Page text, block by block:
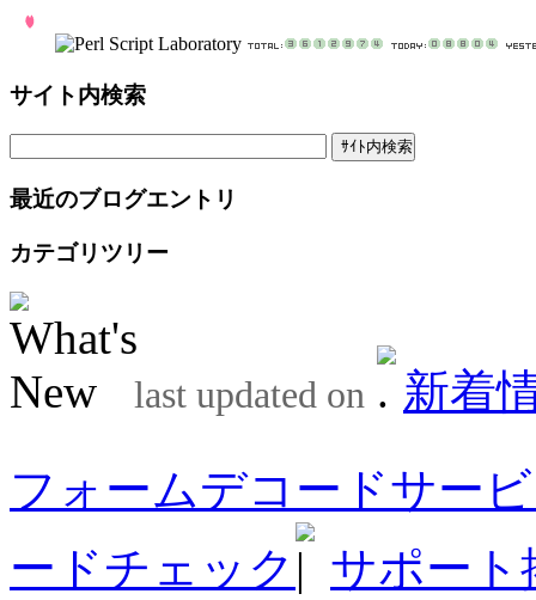
サイト内検索
最近のブログエントリ
カテゴリツリー
last updated on
新着
フォームデコードサー
ードチェック
サポート